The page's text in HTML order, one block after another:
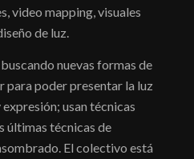
video mapping, visuales
de luz.
nuevas formas de
para poder presentar la luz
usan técnicas
últimas técnicas de
El colectivo está